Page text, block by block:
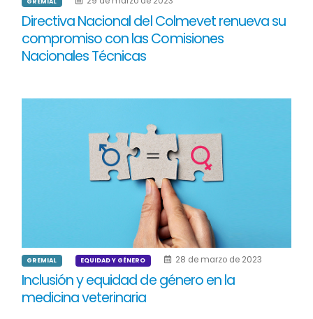
Directiva Nacional del Colmevet renueva su
compromiso con las Comisiones
Nacionales Técnicas
GREMIAL EQUIDAD Y GÉNERO 28 de marzo de 2023
Inclusión y equidad de género en la
medicina veterinaria